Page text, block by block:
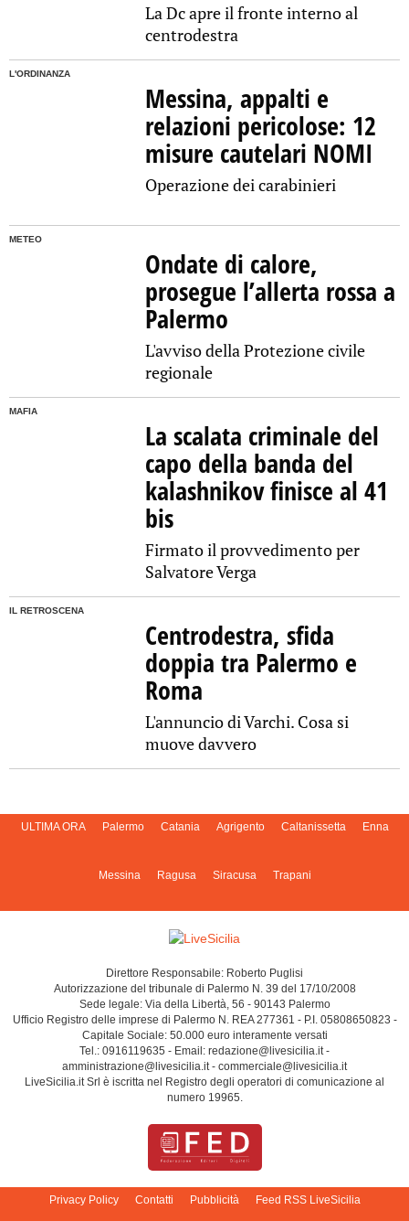
La Dc apre il fronte interno al
centrodestra
L'ORDINANZA
Messina, appalti e
relazioni pericolose: 12
misure cautelari NOMI
Operazione dei carabinieri
METEO
Ondate di calore,
prosegue l’allerta rossa a
Palermo
L'avviso della Protezione civile
regionale
MAFIA
La scalata criminale del
capo della banda del
kalashnikov finisce al 41
bis
Firmato il provvedimento per
Salvatore Verga
IL RETROSCENA
Centrodestra, sfida
doppia tra Palermo e
Roma
L'annuncio di Varchi. Cosa si
muove davvero
ULTIMA ORA Palermo Catania Agrigento Caltanissetta Enna
Messina Ragusa Siracusa Trapani
Direttore Responsabile: Roberto Puglisi
Autorizzazione del tribunale di Palermo N. 39 del 17/10/2008
Sede legale: Via della Libertà, 56 - 90143 Palermo
Ufficio Registro delle imprese di Palermo N. REA 277361 - P.I. 05808650823 -
Capitale Sociale: 50.000 euro interamente versati
Tel.: 0916119635 - Email: redazione@livesicilia.it -
amministrazione@livesicilia.it - commerciale@livesicilia.it
LiveSicilia.it Srl è iscritta nel Registro degli operatori di comunicazione al
numero 19965.
Privacy Policy Contatti Pubblicità Feed RSS LiveSicilia